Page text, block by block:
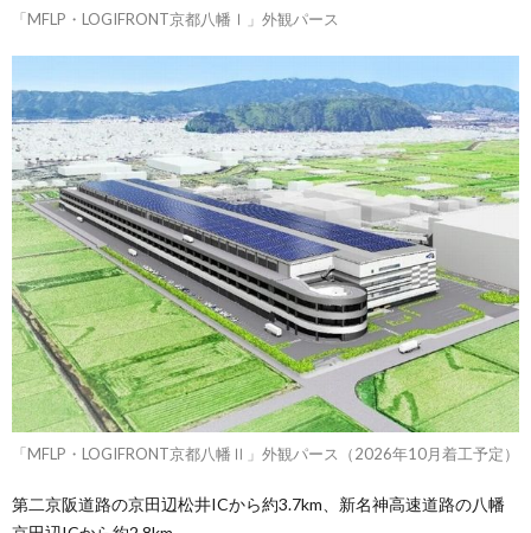
「MFLP・LOGIFRONT京都八幡Ⅰ」外観パース
「MFLP・LOGIFRONT京都八幡Ⅱ」外観パース（2026年10月着工予定）
第二京阪道路の京田辺松井ICから約3.7km、新名神高速道路の八幡